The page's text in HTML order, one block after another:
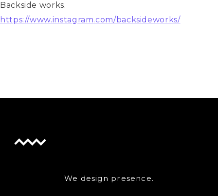
Backside works.
https://www.instagram.com/backsideworks/
We design presence.